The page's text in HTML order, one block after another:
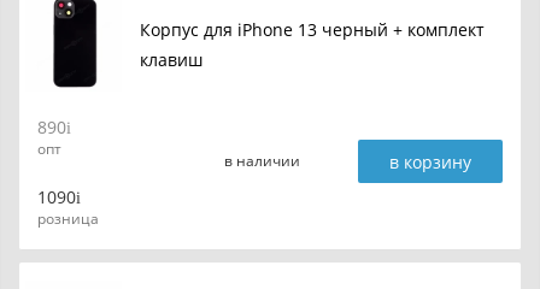
Корпус для iPhone 13 черный + комплект
клавиш
890
опт
1090
розница
в наличии в корзину